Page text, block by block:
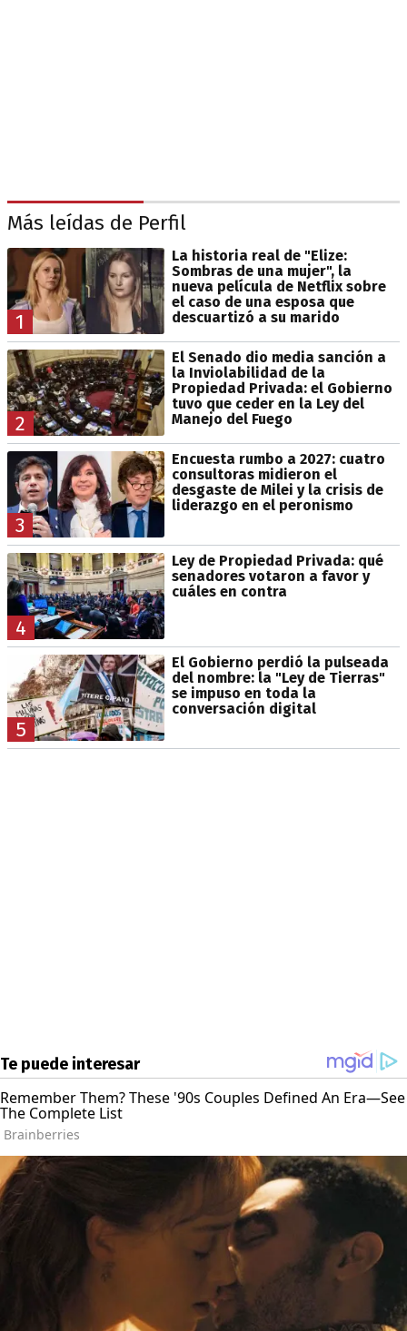
Más leídas de Perfil
1
La historia real de "Elize:
Sombras de una mujer", la
nueva película de Netflix sobre
el caso de una esposa que
descuartizó a su marido
2
El Senado dio media sanción a
la Inviolabilidad de la
Propiedad Privada: el Gobierno
tuvo que ceder en la Ley del
Manejo del Fuego
3
Encuesta rumbo a 2027: cuatro
consultoras midieron el
desgaste de Milei y la crisis de
liderazgo en el peronismo
4
Ley de Propiedad Privada: qué
senadores votaron a favor y
cuáles en contra
5
El Gobierno perdió la pulseada
del nombre: la "Ley de Tierras"
se impuso en toda la
conversación digital